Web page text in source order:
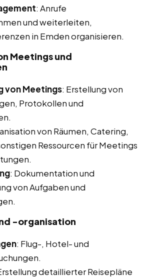
: Anrufe
und weiterleiten,
in Emden organisieren.
Meetings und
von Meetings: Erstellung von
Protokollen und
von Räumen, Catering,
Ressourcen für Meetings
: Dokumentation und
von Aufgaben und
-organisation
: Flug-, Hotel- und
detaillierter Reisepläne